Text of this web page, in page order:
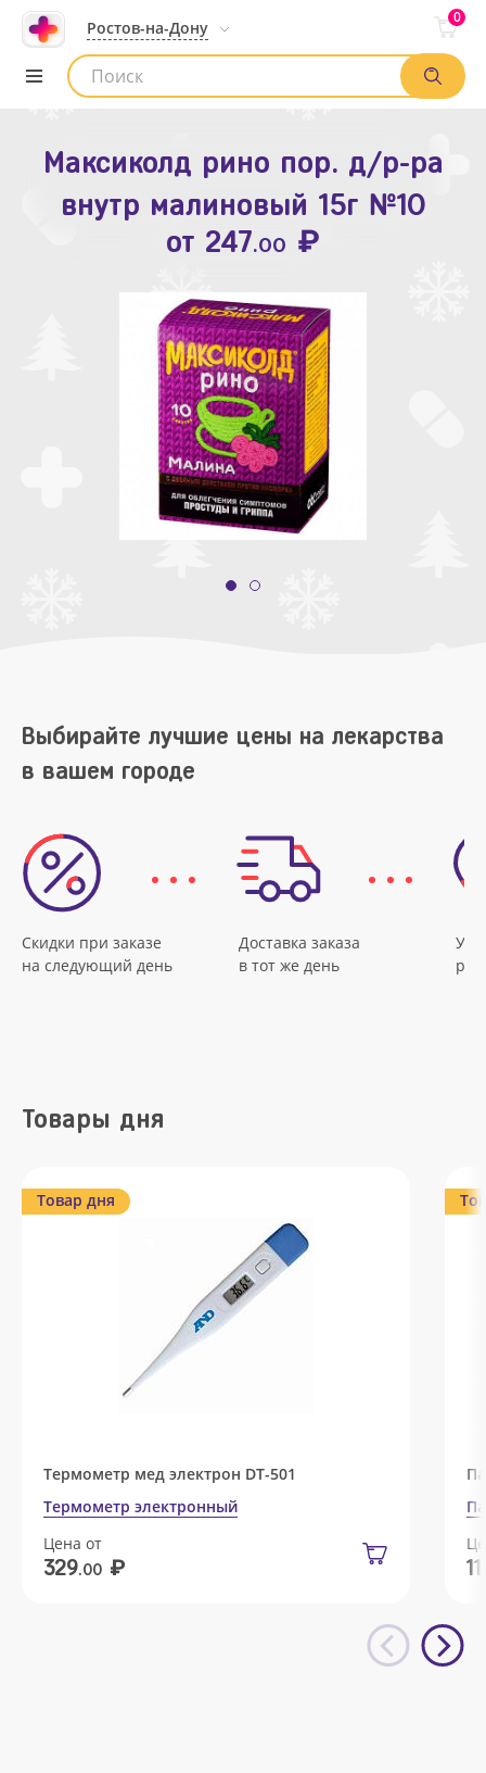
Ростов-на-Дону
0
Список аптек
Максиколд рино пор. д/р-ра
внутр малиновый 15г №10
от 247.00 ₽
Зодак таб. п.п.о. 10мг №10
от109.80 ₽
Выбирайте лучшие цены на лекарства
в вашем городе
Скидки при заказе
на следующий день
Доставка заказа
в тот же день
Товары дня
Товар дня
Термометр мед электрон DT-501
Термометр электронный
Цена от
329.00 ₽ 11